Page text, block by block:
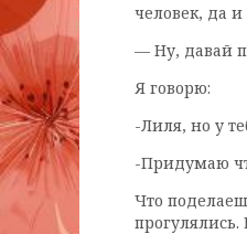
человек, да
— Ну, давай
Я говорю:
-Лиля, но у
-Придумаю
Что